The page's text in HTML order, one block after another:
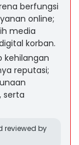
berfungsi
online;
media
korban.
kehilangan
reputasi;
serta
reviewed by